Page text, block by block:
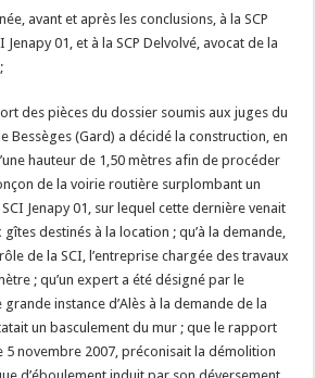
avant et après les conclusions, à la SCP
Jenapy 01, et à la SCP Delvolvé, avocat de la
des pièces du dossier soumis aux juges du
Bessèges (Gard) a décidé la construction, en
hauteur de 1,50 mètres afin de procéder
de la voirie routière surplombant un
Jenapy 01, sur lequel cette dernière venait
destinés à la location ; qu’à la demande,
de la SCI, l’entreprise chargée des travaux
; qu’un expert a été désigné par le
instance d’Alès à la demande de la
un basculement du mur ; que le rapport
5 novembre 2007, préconisait la démolition